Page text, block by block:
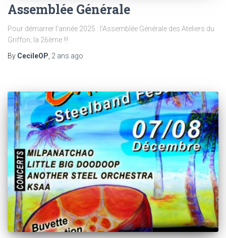
Assemblée Générale
Pour démarrer l’année 2025 : l’Assemblée Générale des Ateliers du
Griffon, la 26ème !!!
By CecileOP 2 ans ago